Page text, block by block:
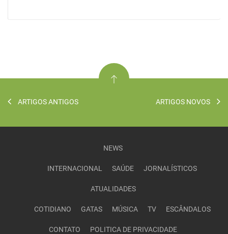
ARTIGOS ANTIGOS ARTIGOS NOVOS
NEWS
INTERNACIONAL SAÚDE JORNALÍSTICOS
ATUALIDADES
COTIDIANO GATAS MÚSICA TV ESCÂNDALOS
CONTATO POLITICA DE PRIVACIDADE